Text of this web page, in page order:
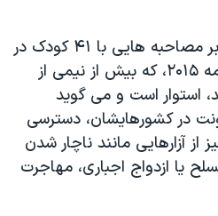
گزارش دیدبان حقوق بشر بر مصاحبه هایی با ۴۱ کودک در
مراکز پناهجویی یونان در مه ۲۰۱۵، که بیش از نیمی از
استوار است و می گوید
در کشورهایشان، دسترسی
از آزارهایی مانند ناچار شدن
یا ازدواج اجباری، مهاجرت